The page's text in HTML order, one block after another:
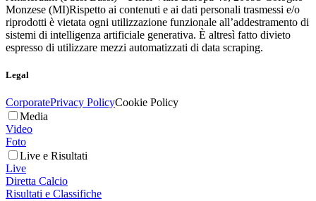
Monzese (MI)Rispetto ai contenuti e ai dati personali trasmessi e/o
riprodotti è vietata ogni utilizzazione funzionale all’addestramento di
sistemi di intelligenza artificiale generativa. È altresì fatto divieto
espresso di utilizzare mezzi automatizzati di data scraping.
Legal
CorporatePrivacy PolicyCookie Policy
Media
Video
Foto
Live e Risultati
Live
Diretta Calcio
Risultati e Classifiche